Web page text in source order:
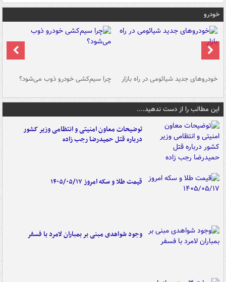
خودرو
خودروهای جدید شیائومی در راه بازار چرا سیم‌کشی خودرو ذوب می‌شود؟
این مطالب را از دست ندهید....
توضیحات معاون امنیتی و انتظامی وزیر کشور
درباره قتل حمیدرضا رجب زاده
قیمت طلا و سکه امروز ۱۴۰۵/۰۵/۱۷
وجود شواهدی مبنی بر بمباران لامرد با فسفر